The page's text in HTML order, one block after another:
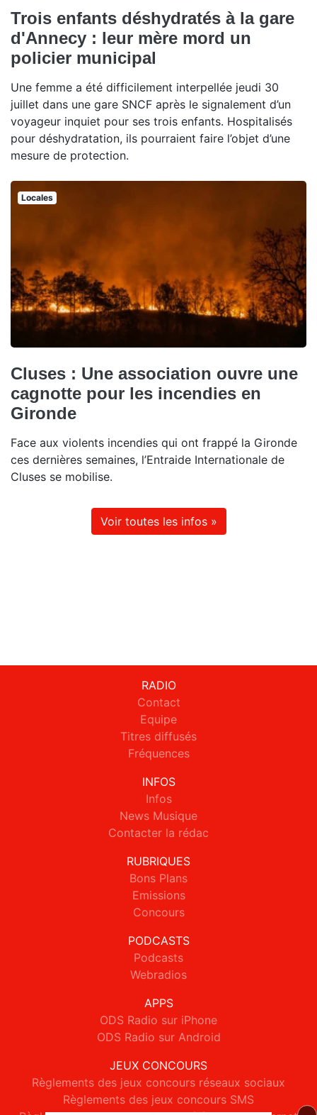
Trois enfants déshydratés à la gare
d'Annecy : leur mère mord un
policier municipal
Une femme a été difficilement interpellée jeudi 30
juillet dans une gare SNCF après le signalement d’un
voyageur inquiet pour ses trois enfants. Hospitalisés
pour déshydratation, ils pourraient faire l’objet d’une
mesure de protection.
Locales
Cluses : Une association ouvre une
cagnotte pour les incendies en
Gironde
Face aux violents incendies qui ont frappé la Gironde
ces dernières semaines, l’Entraide Internationale de
Cluses se mobilise.
Voir toutes les infos »
RADIO
Contact
Equipe
Titres diffusés
Fréquences
INFOS
Infos
News Musique
Contacter la rédac
RUBRIQUES
Bons Plans
Emissions
Concours
PODCASTS
Podcasts
Webradios
APPS
ODS Radio sur iPhone
ODS Radio sur Android
JEUX CONCOURS
Règlements des jeux concours réseaux sociaux
Règlements des jeux concours SMS